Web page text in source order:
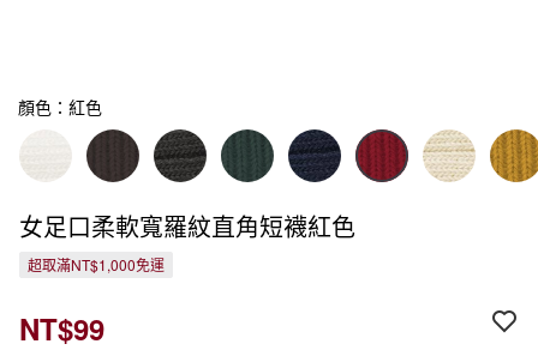
顏色：紅色
女足口柔軟寬羅紋直角短襪紅色
超取滿NT$1,000免運
NT$99